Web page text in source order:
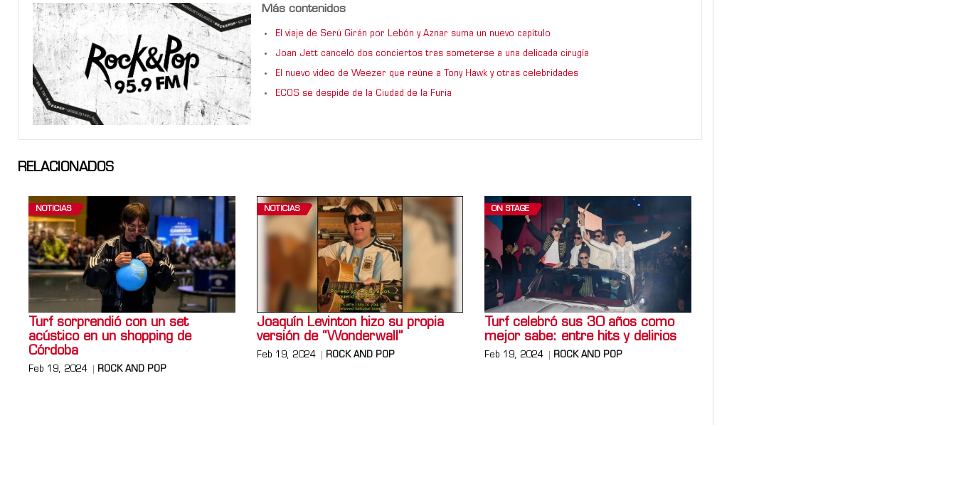
Más contenidos
El viaje de Serú Girán por Lebón y Aznar suma un nuevo capítulo
Joan Jett canceló dos conciertos tras someterse a una delicada cirugía
El nuevo video de Weezer que reúne a Tony Hawk y otras celebridades
ECOS se despide de la Ciudad de la Furia
RELACIONADOS
NOTICIAS
Turf sorprendió con un set
acústico en un shopping de
Córdoba
Feb 19, 2024 ROCK AND POP
NOTICIAS
Joaquín Levinton hizo su propia
versión de “Wonderwall”
Feb 19, 2024 ROCK AND POP
ON STAGE
Turf celebró sus 30 años como
mejor sabe: entre hits y delirios
Feb 19, 2024 ROCK AND POP